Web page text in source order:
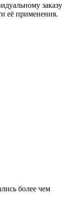
заказу
её применения.
более чем